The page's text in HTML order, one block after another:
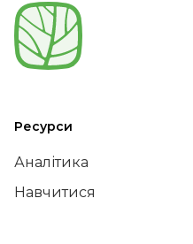
Ресурси
Аналітика
Навчитися